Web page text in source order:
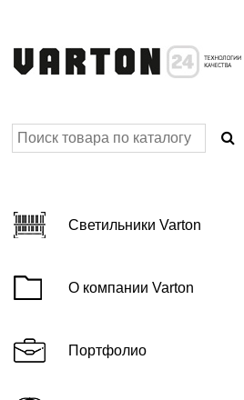
Светильники Varton
О компании Varton
Портфолио
BASIC категория
C серия IP54
E-серия 3.0 для классов
профессиональная